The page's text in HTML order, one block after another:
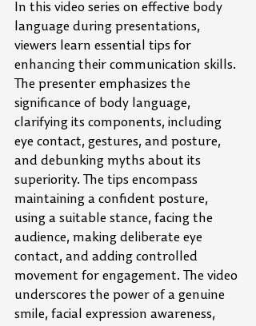
In this video series on effective body
language during presentations,
viewers learn essential tips for
enhancing their communication skills.
The presenter emphasizes the
significance of body language,
clarifying its components, including
eye contact, gestures, and posture,
and debunking myths about its
superiority. The tips encompass
maintaining a confident posture,
using a suitable stance, facing the
audience, making deliberate eye
contact, and adding controlled
movement for engagement. The video
underscores the power of a genuine
smile, facial expression awareness,